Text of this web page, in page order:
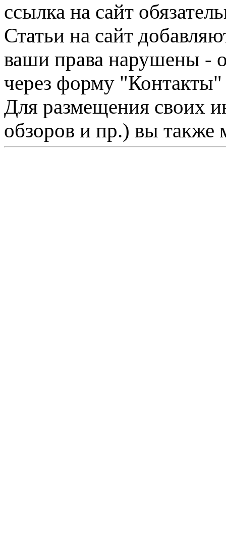
ссылка на сайт
Статьи на сайт
ваши права нарушены -
через форму "Контакты"
Для размещения своих
обзоров и пр.) вы также